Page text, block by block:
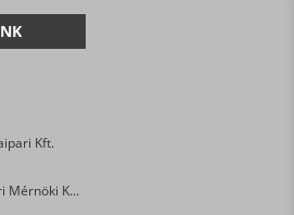
Kft.
NYME - Faipari Mérnöki Kar